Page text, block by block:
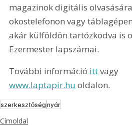
magazinok digitális
okostelefonon vagy
akár külföldön tartózkodva is
Ezermester lapszámai.
További információ itt vagy
www.laptapir.hu oldalon.
szerkesztőségnyár
Címoldal